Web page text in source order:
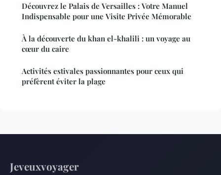
Découvrez le Palais de Versailles : Votre Manuel
Indispensable pour une Visite Privée Mémorable
À la découverte du khan el-khalili : un voyage au
cœur du caire
Activités estivales passionnantes pour ceux qui
préfèrent éviter la plage
Jeveuxvoyager